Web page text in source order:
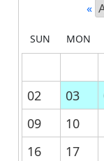
«
SUN MON
02
03
09
10
16
17